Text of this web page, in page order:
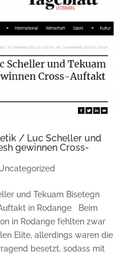
/ Luc Scheller und
gewinnen Cross-
und Tekuam Bisetegn
in Rodange Beim
in Rodange fehlten zwar
Elite, allerdings waren die
besetzt, sodass mit